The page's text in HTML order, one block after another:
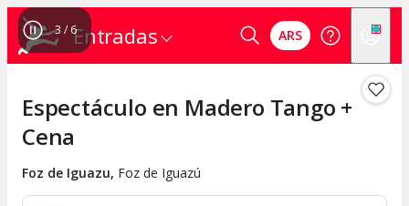
Entradas ARS
4 / 6
Espectáculo en Madero Tango +
Cena
Foz de Iguazu, Foz de Iguazú